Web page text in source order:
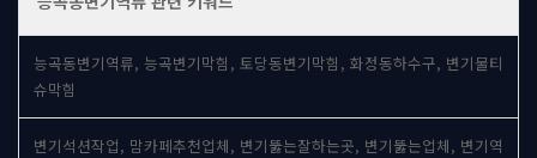
능곡동변기역류, 능곡변기막힘, 토당동변기막힘, 화정동하수구, 변기물티
슈막힘
변기석션작업, 맘카페추천업체, 변기뚫는잘하는곳, 변기뚫는업체, 변기역